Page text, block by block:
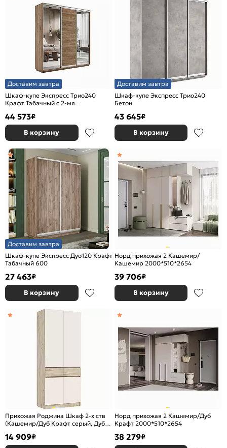
Доставим завтра
Шкаф-купе Экспресс Трио240
Крафт Табачный с 2-мя
44 573₽
В корзину
Доставим завтра
Шкаф-купе Экспресс Трио240
Бетон
43 645₽
В корзину
Доставим завтра
Шкаф-купе Экспресс Дуо120 Крафт
Табачный 600
27 463₽
В корзину
Норд прихожая 2 Кашемир/
Кашемир 2000*510*2654
39 706₽
В корзину
Прихожая Роджина Шкаф 2-х ств
(Кашемир/Дуб Крафт серый, Дуб
14 909₽
Норд прихожая 2 Кашемир/Дуб
Крафт 2000*510*2654
38 279₽